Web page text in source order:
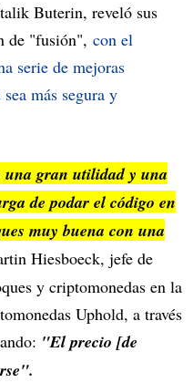
Buterin, reveló sus
de "fusión", con el
serie de mejoras
más segura y
una gran utilidad y una
de podar el código en
muy buena con una
Hiesboeck, jefe de
y criptomonedas en la
Uphold, a través
"El precio [de